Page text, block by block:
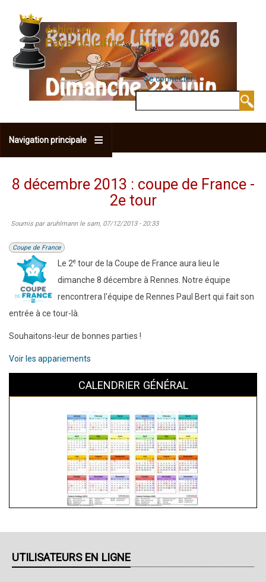
contenu
principal
MENU DU
Se connecter
Navigation principale
8 décembre 2013 : coupe de France -
2e tour
Soumis par aruhlmannle sam, 07/12/2013 - 20:33
Coupe de France
Le 2e tour de la Coupe de France aura lieu le
dimanche 8 décembre à Rennes. Notre équipe
rencontrera l'équipe de Rennes Paul Bert qui fait son
entrée à ce tour-là.
Souhaitons-leur de bonnes parties !
Voir les appariements
CALENDRIER GÉNÉRAL
UTILISATEURS EN LIGNE